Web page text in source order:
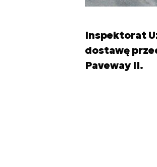
Inspektorat
dostawę
Paveway II.